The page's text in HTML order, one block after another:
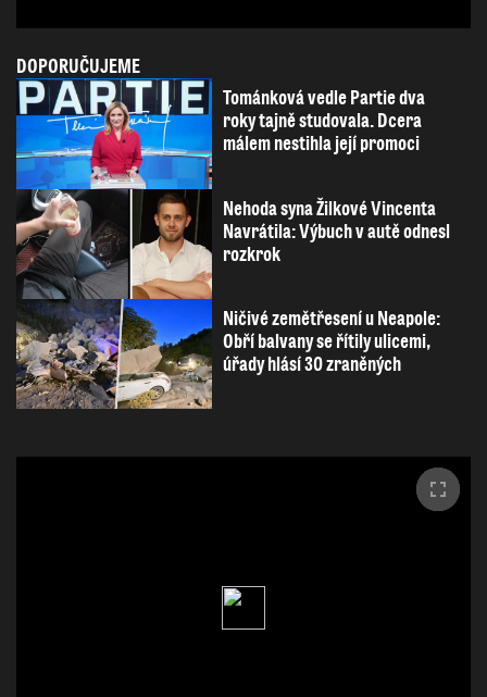
DOPORUČUJEME
Tománková vedle Partie dva
roky tajně studovala. Dcera
málem nestihla její promoci
Nehoda syna Žilkové Vincenta
Navrátila: Výbuch v autě odnesl
rozkrok
Ničivé zemětřesení u Neapole:
Obří balvany se řítily ulicemi,
úřady hlásí 30 zraněných